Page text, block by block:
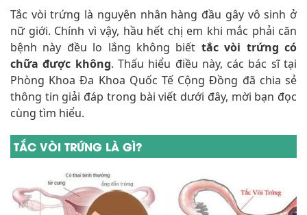
Tắc vòi trứng là nguyên nhân hàng đầu gây vô sinh ở
nữ giới. Chính vì vậy, hầu hết chị em khi mắc phải căn
bệnh này đều lo lắng không biết tắc vòi trứng có
chữa được không. Thấu hiểu điều này, các bác sĩ tại
Phòng Khoa Đa Khoa Quốc Tế Cộng Đồng đã chia sẻ
thông tin giải đáp trong bài viết dưới đây, mời bạn đọc
cùng tìm hiểu.
TẮC VÒI TRỨNG LÀ GÌ?